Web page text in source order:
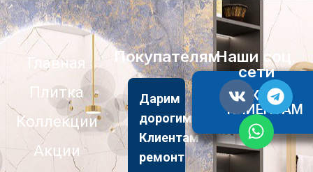
Главная
Плитка
Коллекции
Акции
Покупателям
Дарим
дорогим
Клиентам
ремонт
АКЦИИ
КЛИЕНТАМ
Наши соц.
сети